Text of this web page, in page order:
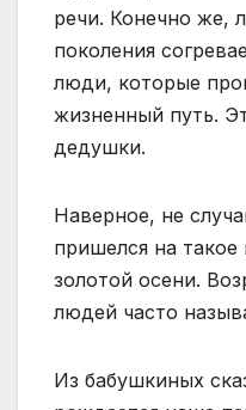
речи. Конечно же,
поколения
люди, которые
жизненный путь.
дедушки.
Наверное, не
пришелся на такое
золотой осени.
людей часто
Из бабушкиных